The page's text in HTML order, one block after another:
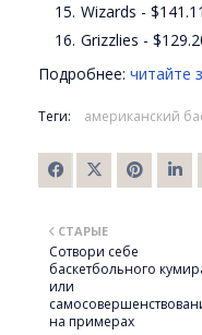
Wizards - $141.11
Grizzlies -
Подробнее: читайте
Теги: американский
СТАРЫЕ
Сотвори себе
баскетбольного
или
на примерах